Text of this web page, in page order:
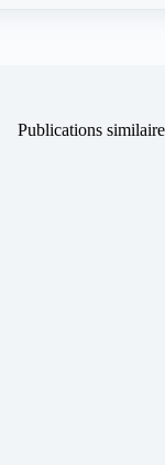
Publications